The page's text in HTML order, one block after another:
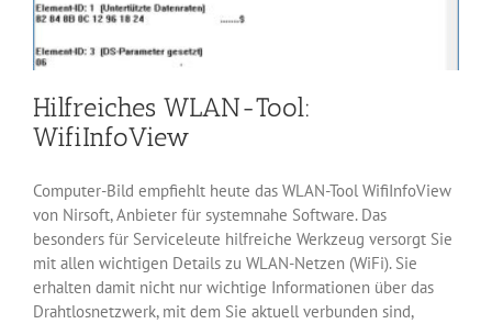
Hilfreiches WLAN-Tool:
WifiInfoView
Computer-Bild empfiehlt heute das WLAN-Tool WifiInfoView
von Nirsoft, Anbieter für systemnahe Software. Das
besonders für Serviceleute hilfreiche Werkzeug versorgt Sie
mit allen wichtigen Details zu WLAN-Netzen (WiFi). Sie
erhalten damit nicht nur wichtige Informationen über das
Drahtlosnetzwerk, mit dem Sie aktuell verbunden sind,